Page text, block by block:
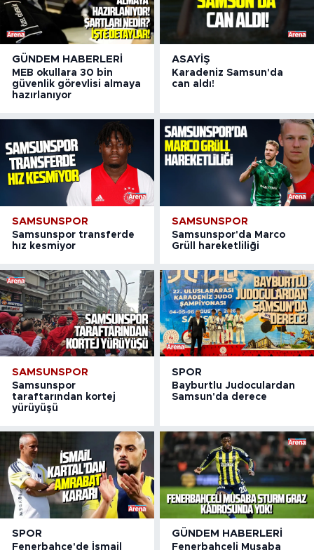
GÜNDEM HABERLERI
MEB okullara 30 bin
güvenlik görevlisi almaya
hazırlanıyor
ASAYIŞ
Karadeniz Samsun'da
can aldı!
SAMSUNSPOR
Samsunspor transferde
hız kesmiyor
SAMSUNSPOR
Samsunspor'da Marco
Grüll hareketliliği
SAMSUNSPOR
Samsunspor
taraftarından kortej
yürüyüşü
SPOR
Bayburtlu Judoculardan
Samsun'da derece
SPOR
Fenerbahçe'de İsmail
GÜNDEM HABERLERI
Fenerbahçeli Musaba